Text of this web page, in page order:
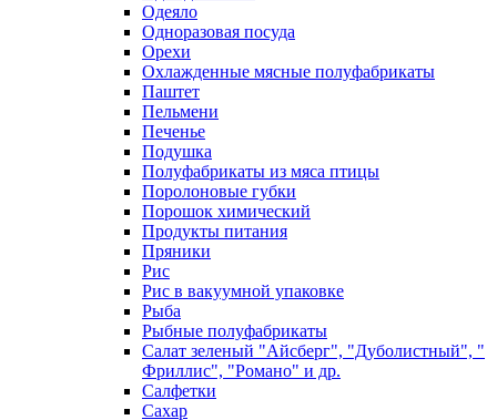
Одеяло
Одноразовая посуда
Орехи
Охлажденные мясные полуфабрикаты
Паштет
Пельмени
Печенье
Подушка
Полуфабрикаты из мяса птицы
Поролоновые губки
Порошок химический
Продукты питания
Пряники
Рис
Рис в вакуумной упаковке
Рыба
Рыбные полуфабрикаты
Салат зеленый "Айсберг", "Дуболистный", "
Фриллис", "Романо" и др.
Салфетки
Сахар